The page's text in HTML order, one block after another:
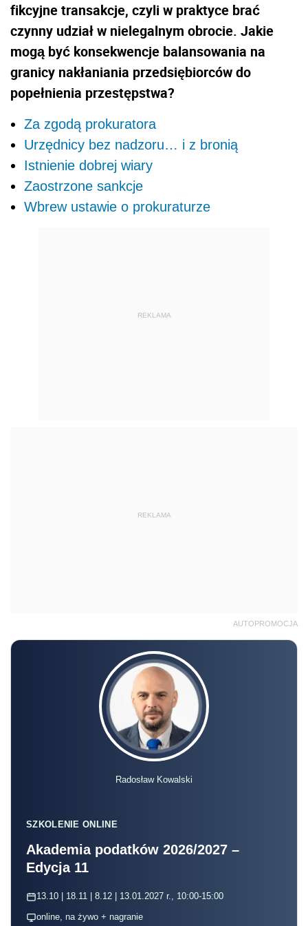
fikcyjne transakcje, czyli w praktyce brać
czynny udział w nielegalnym obrocie. Jakie
mogą być konsekwencje balansowania na
granicy nakłaniania przedsiębiorców do
popełnienia przestępstwa?
Za zgodą prokuratora
Urzędnicy bez nadzoru… i z bronią
Istnienie dobrej wiary
Zaostrzone sankcje
Wbrew ustawie o prokuraturze
REKLAMA
REKLAMA
AUTOPROMOCJA
Radosław Kowalski
SZKOLENIE ONLINE
Akademia podatków 2026/2027 –
Edycja 11
13.10 | 18.11 | 8.12 | 13.01.2027 r., 10:00-15:00
online, na żywo + nagranie